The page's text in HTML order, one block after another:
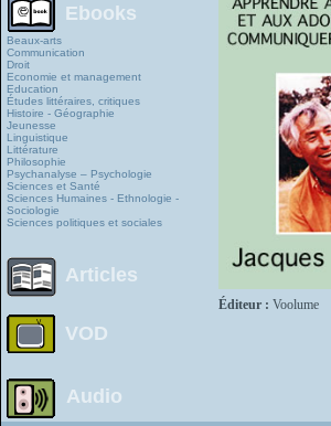
Ebooks
Beaux-arts
Communication
Droit
Economie et management
Education
Études littéraires, critiques
Histoire - Géographie
Jeunesse
Linguistique
Littérature
Philosophie
Psychanalyse – Psychologie
Sciences et Santé
Sciences Humaines - Ethnologie -
Sociologie
Sciences politiques et sociales
Articles
VOD
Audio
Éditeur : Voolume